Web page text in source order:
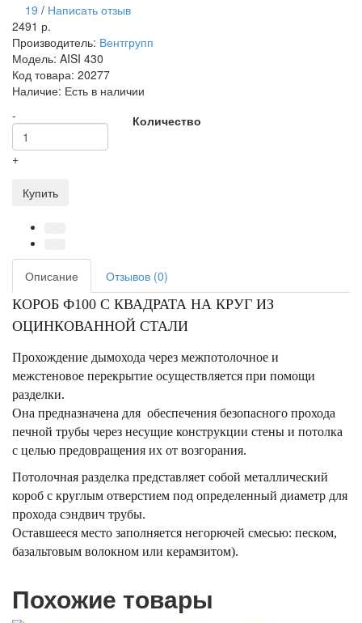
19 / Написать отзыв
2491 р.
Производитель: Вентгрупп
Модель: AISI 430
Код товара: 20277
Наличие: Есть в наличии
Количество
-
+
Купить
Описание
Отзывов (0)
КОРОБ Ф100 С КВАДРАТА НА КРУГ ИЗ
ОЦИНКОВАННОЙ СТАЛИ
Прохождение дымохода через межпотолочное и
межстеновое перекрытие осуществляется при помощи
разделки.
Она предназначена для обеспечения безопасного прохода
печной трубы через несущие конструкции стены и потолка
с целью предовращения их от возгорания.
Потолочная разделка представляет собой металлический
короб с круглым отверстием под определенный диаметр для
прохода сэндвич трубы.
Оставшееся место заполняется негорючей смесью: песком,
базальтовым волокном или керамзитом).
Похожие товары